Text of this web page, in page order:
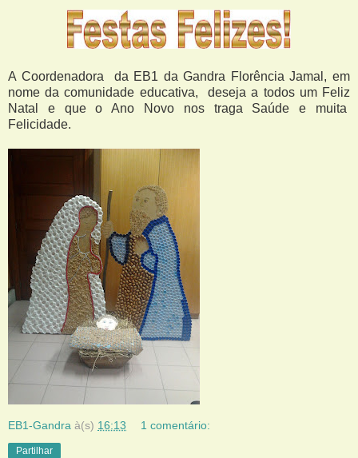
A Coordenadora da EB1 da Gandra Florência Jamal, em
nome da comunidade educativa, deseja a todos um Feliz
Natal e que o Ano Novo nos traga Saúde e muita
Felicidade.
EB1-Gandra à(s) 16:13 1 comentário:
Partilhar